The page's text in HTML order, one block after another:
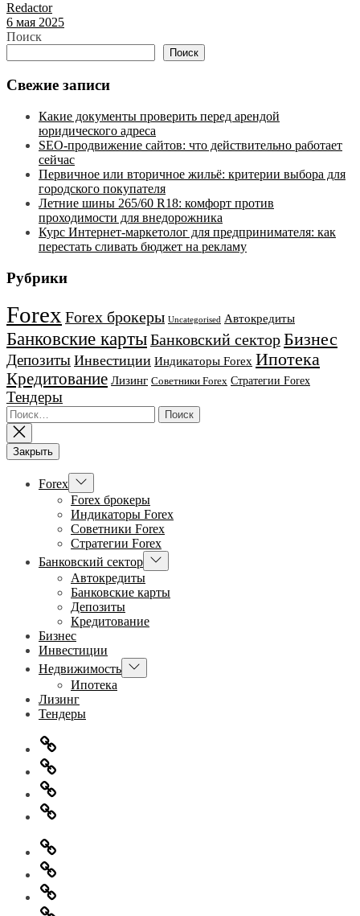
Redactor
6 мая 2025
Поиск
Поиск
Свежие записи
Какие документы проверить перед арендой
юридического адреса
SEO-продвижение сайтов: что действительно работает
сейчас
Первичное или вторичное жильё: критерии выбора для
городского покупателя
Летние шины 265/60 R18: комфорт против
проходимости для внедорожника
Курс Интернет‑маркетолог для предпринимателя: как
перестать сливать бюджет на рекламу
Рубрики
Forex Forex брокеры Uncategorised Автокредиты
Банковские картыБанковский секторБизнес
Депозиты Инвестиции Индикаторы Forex Ипотека
Кредитование Лизинг Советники Forex Стратегии Forex
Тендеры
Найти:
Закрыть
Forex Показывать
подменю
Forex брокеры
Индикаторы Forex
Советники Forex
Стратегии Forex
Банковский сектор Показывать
подменю
Автокредиты
Банковские карты
Депозиты
Кредитование
Бизнес
Инвестиции
Недвижимость Показывать
подменю
Ипотека
Лизинг
Тендеры
Главная
Информация
для
правообладателей
Обратная
связь
Политика
конфиденциальности
Главная
Информация
для
правообладателей
Обратная
связь
Политика